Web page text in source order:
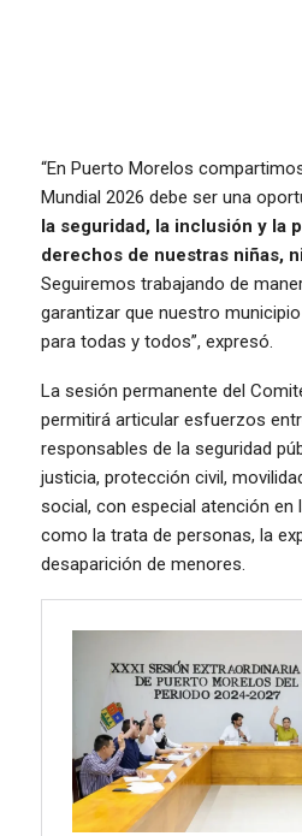
“En Puerto Morelos
Mundial 2026 debe ser una
la seguridad, la inclusión y la
derechos de nuestras niñas,
Seguiremos trabajando de
garantizar que nuestro
para todas y todos”, expresó.
La sesión permanente del
permitirá articular esfuerzos
responsables de la seguridad
justicia, protección civil,
social, con especial atención en
como la trata de personas, la
desaparición de menores.